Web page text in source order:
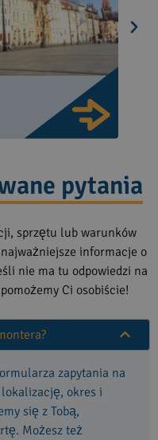
pytania
sprzętu lub warunków
informacje o
nie ma tu odpowiedzi na
Ci osobiście!
zapytania na
okres i
się z Tobą,
Możesz też